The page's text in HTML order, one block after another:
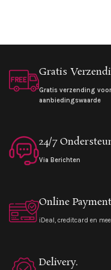
Gratis
Gratis verzending
aanbiedingswaarde
24/7
Via Berichten
Online
iDeal, creditcard en
Delivery.